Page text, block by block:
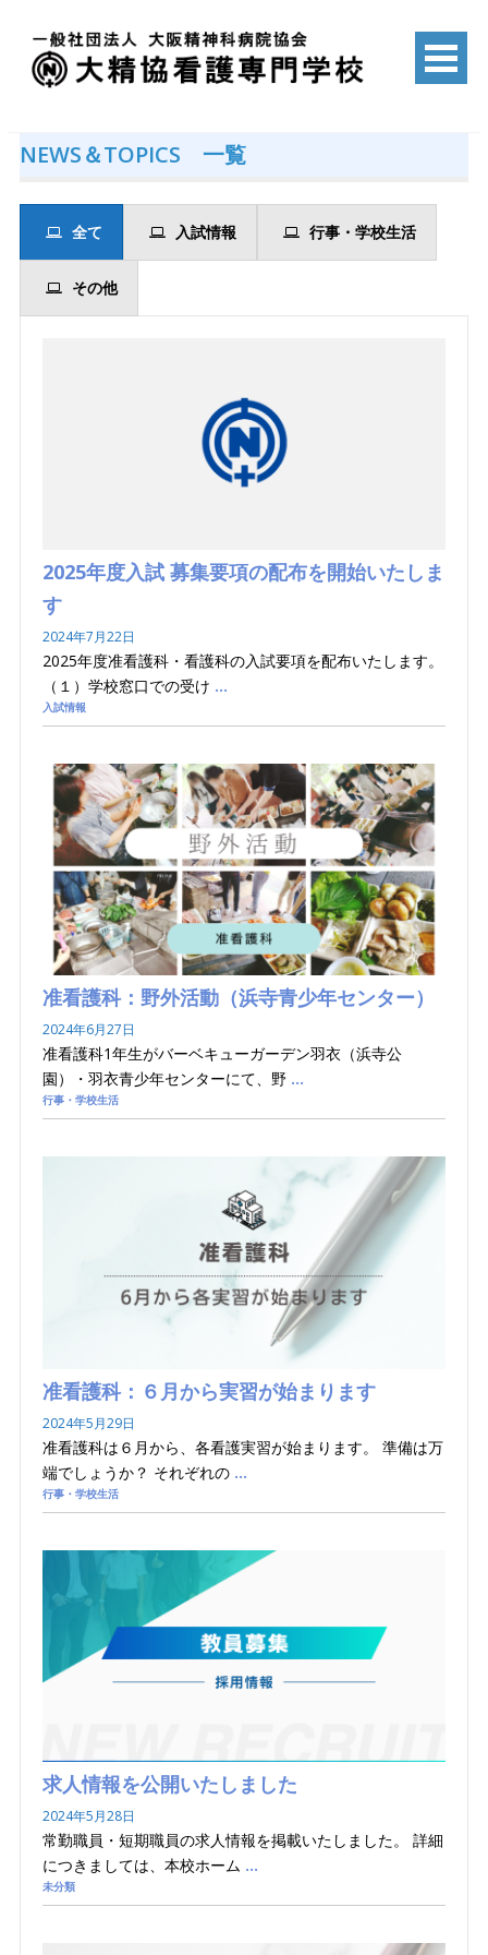
content
大精協看護専門学校
NEWS＆TOPICS 一覧
全て 入試情報 行事・学校生活
その他
2025年度入試 募集要項の配布を開始いたしま
す
2024年7月22日
2025年度准看護科・看護科の入試要項を配布いたします。
（１）学校窓口での受け …
入試情報
准看護科：野外活動（浜寺青少年センター）
2024年6月27日
准看護科1年生がバーベキューガーデン羽衣（浜寺公
園）・羽衣青少年センターにて、野 …
行事・学校生活
准看護科：６月から実習が始まります
2024年5月29日
准看護科は６月から、各看護実習が始まります。 準備は万
端でしょうか？ それぞれの …
行事・学校生活
求人情報を公開いたしました
2024年5月28日
常勤職員・短期職員の求人情報を掲載いたしました。 詳細
につきましては、本校ホーム …
未分類